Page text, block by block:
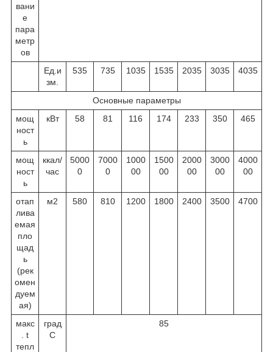
вани
е
пара
метр
ов
Ед.и
зм.
535 735 1035 1535 2035 3035 4035
Основные параметры
мощ
ност
ь
кВт 58 81 116 174 233 350 465
мощ
ност
ь
ккал/
час
5000
0
7000
0
1000
00
1500
00
2000
00
3000
00
4000
00
отап
лива
емая
пло
щад
ь
(рек
омен
дуем
ая)
м2 580 810 1200 1800 2400 3500 4700
макс
. t
тепл
град
С
85